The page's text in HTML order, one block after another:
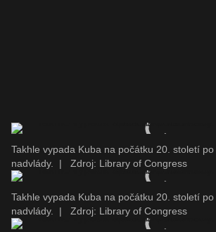
Takhle vypada Kuba na počátku 20. století
nadvlády.
| Zdroj: Library of Congress
Takhle vypada Kuba na počátku 20. století
nadvlády.
| Zdroj: Library of Congress